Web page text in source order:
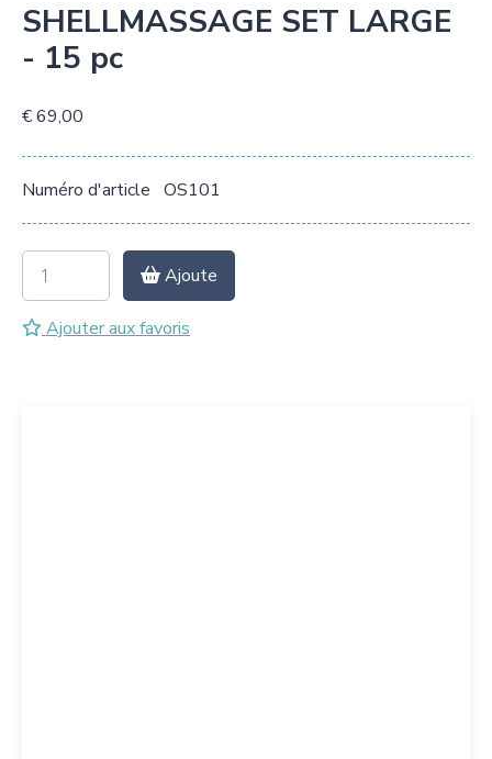
SHELLMASSAGE SET LARGE
- 15 pc
€ 69,00
Numéro d'article OS101
Ajoute
Ajouter aux favoris